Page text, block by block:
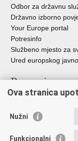
Odbor za državnu
Državno izborno
Your Europe portal
Potresinfo
Službeno mjesto za
Ured europskog
Poveznice
Državno odvjetništvo
Ured za suzbijanje
Ova stranica
Nužni
Funkcionalni